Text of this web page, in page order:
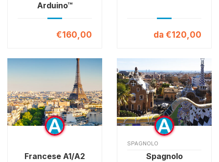
Arduino™
€160,00 da €120,00
Francese A1/A2
SPAGNOLO
Spagnolo